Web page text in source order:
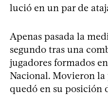
lució en un par de
Apenas pasada la
segundo tras una
jugadores formados
Nacional. Movieron la
quedó en su posición